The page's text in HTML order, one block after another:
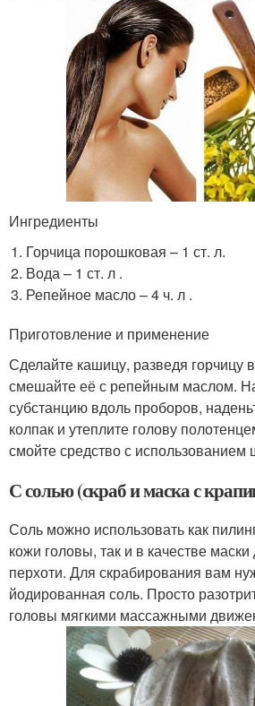
Ингредиенты
Горчица порошковая – 1 ст. л.
Вода – 1 ст. л .
Репейное масло – 4 ч. л .
Приготовление и применение
Сделайте кашицу, разведя горчицу
смешайте её с репейным маслом.
субстанцию вдоль проборов,
колпак и утеплите голову
смойте средство с использованием
С солью (скраб и маска с
Соль можно использовать как
кожи головы, так и в качестве
перхоти. Для скрабирования вам
йодированная соль. Просто
головы мягкими массажными